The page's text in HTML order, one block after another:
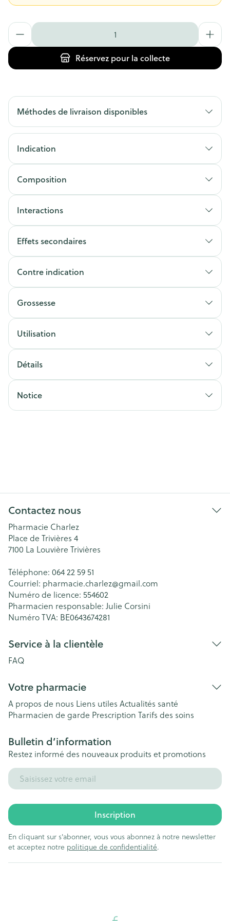
Quantité
Réservez pour la collecte
Méthodes de livraison disponibles
Indication
Composition
Interactions
Effets secondaires
Contre indication
Grossesse
Utilisation
Détails
Notice
Contactez nous
Pharmacie Charlez
Place de Trivières 4
7100 La Louvière Trivières
Téléphone: 064 22 59 51
Courriel: pharmacie.charlez@gmail.com
Numéro de licence: 554602
Pharmacien responsable: Julie Corsini
Numéro TVA: BE0643674281
Service à la clientèle
FAQ
Votre pharmacie
A propos de nous Liens utiles Actualités santé
Pharmacien de garde Prescription Tarifs des soins
Bulletin d’information
Restez informé des nouveaux produits et promotions
Adresse mail
Inscription
En cliquant sur s'abonner, vous vous abonnez à notre newsletter
et acceptez notre politique de confidentialité.